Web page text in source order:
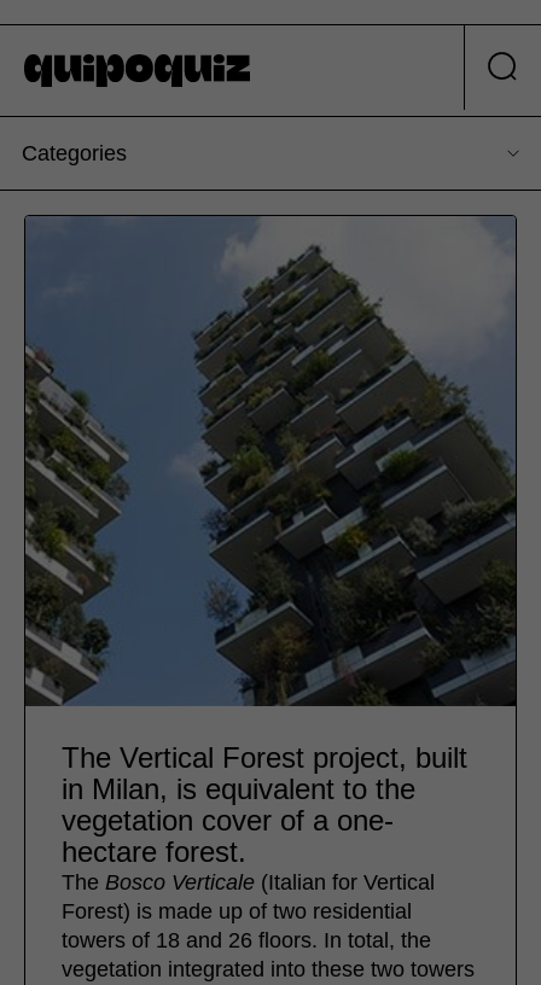
Categories
The Vertical Forest project, built
in Milan, is equivalent to the
vegetation cover of a one-
hectare forest.
The Bosco Verticale (Italian for Vertical
Forest) is made up of two residential
towers of 18 and 26 floors. In total, the
vegetation integrated into these two towers